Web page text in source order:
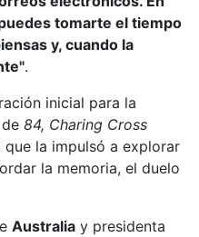
tomarte el tiempo
y, cuando la
.
inicial para la
84, Charing Cross
que la impulsó a explorar
la memoria, el duelo
Australia y presidenta